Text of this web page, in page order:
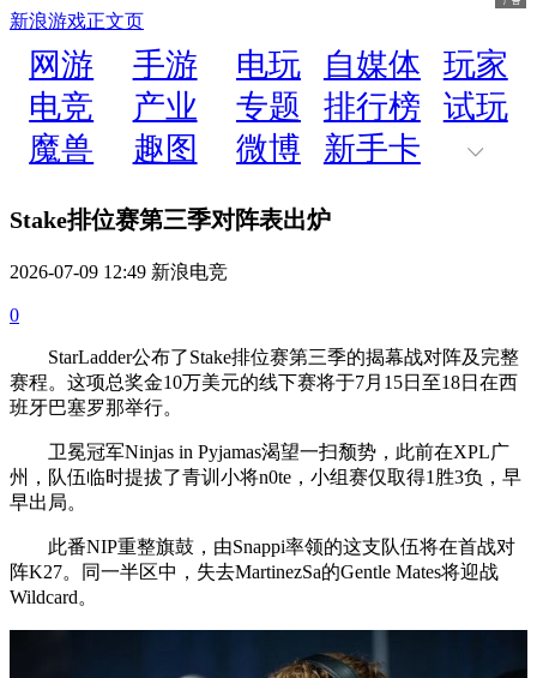
新浪游戏正文页
网游 手游 电玩 自媒体
玩家
电竞
产业 专题 排行榜
试玩
魔兽
趣图 微博 新手卡
Stake排位赛第三季对阵表出炉
2026-07-09 12:49 新浪电竞
0
StarLadder公布了Stake排位赛第三季的揭幕战对阵及完整
赛程。这项总奖金10万美元的线下赛将于7月15日至18日在西
班牙巴塞罗那举行。
卫冕冠军Ninjas in Pyjamas渴望一扫颓势，此前在XPL广
州，队伍临时提拔了青训小将n0te，小组赛仅取得1胜3负，早
早出局。
此番NIP重整旗鼓，由Snappi率领的这支队伍将在首战对
阵K27。同一半区中，失去MartinezSa的Gentle Mates将迎战
Wildcard。